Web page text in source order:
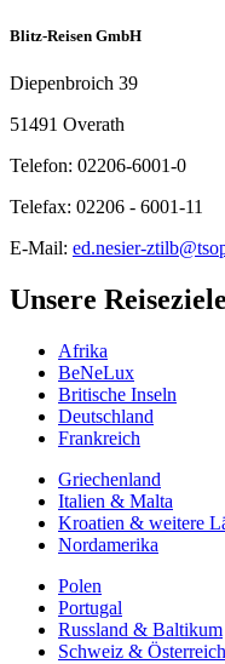
Blitz-Reisen GmbH
Diepenbroich 39
51491 Overath
Telefon: 02206-6001-0
Telefax: 02206 - 6001-11
E-Mail: ed.nesier-
Unsere Reiseziele
Afrika
BeNeLux
Britische Inseln
Deutschland
Frankreich
Griechenland
Italien & Malta
Kroatien & weitere
Nordamerika
Polen
Portugal
Russland & Baltikum
Schweiz & Österreich